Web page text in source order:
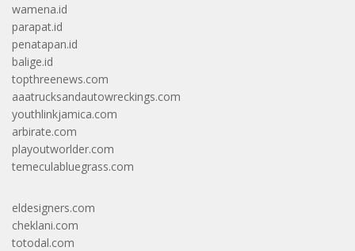
wamena.id
parapat.id
penatapan.id
balige.id
topthreenews.com
aaatrucksandautowreckings.com
youthlinkjamica.com
arbirate.com
playoutworlder.com
temeculabluegrass.com
eldesigners.com
cheklani.com
totodal.com